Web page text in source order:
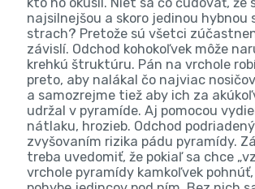
najsilnejšou a skoro jedinou hybnou
strach? Pretože sú všetci
závislí. Odchod kohokoľvek môže
krehkú štruktúru. Pán na vrchole
preto, aby nalákal čo najviac nosičov
a samozrejme tiež aby ich za
udržal v pyramíde. Aj pomocou
nátlaku, hrozieb. Odchod
zvyšovaním rizika pádu pyramídy.
treba uvedomiť, že pokiaľ sa chce
vrchole pyramídy kamkoľvek